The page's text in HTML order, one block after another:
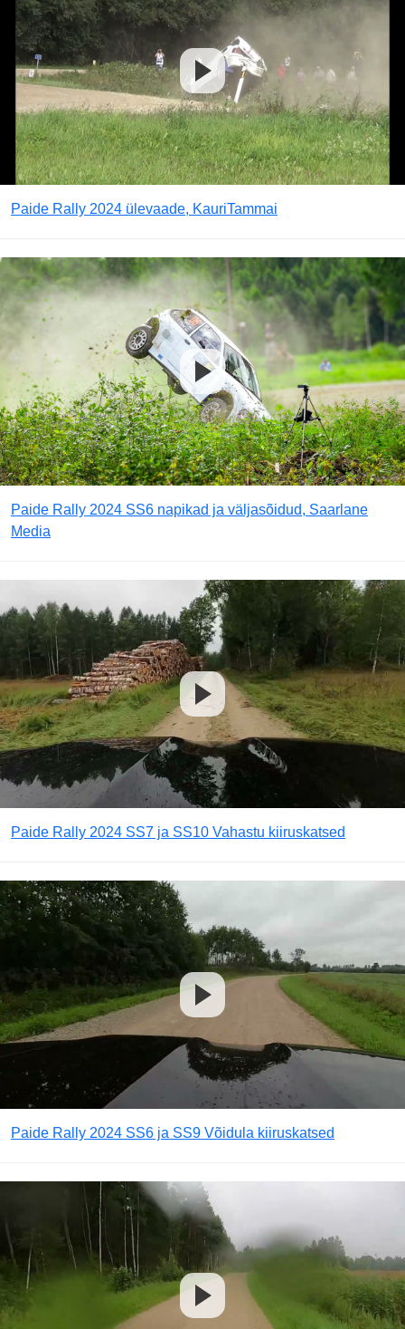
Paide Rally 2024 ülevaade, KauriTammai
Paide Rally 2024 SS6 napikad ja väljasõidud, Saarlane
Media
Paide Rally 2024 SS7 ja SS10 Vahastu kiiruskatsed
Paide Rally 2024 SS6 ja SS9 Võidula kiiruskatsed